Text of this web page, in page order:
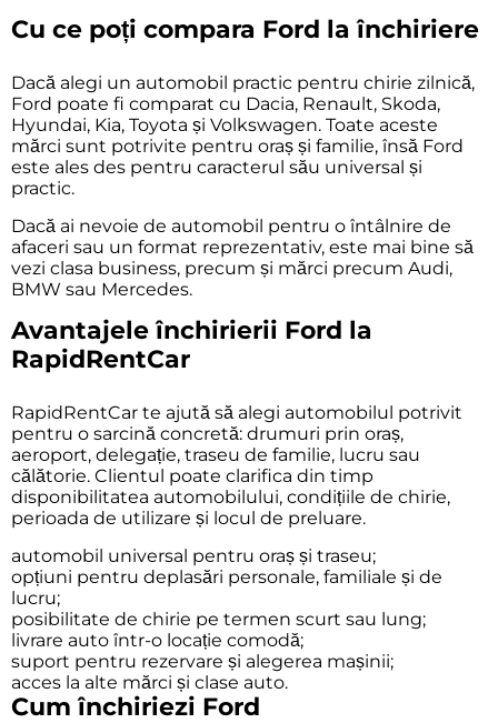
Cu ce poți compara Ford la închiriere
Dacă alegi un automobil practic pentru chirie zilnică,
Ford poate fi comparat cu Dacia, Renault, Skoda,
Hyundai, Kia, Toyota și Volkswagen. Toate aceste
mărci sunt potrivite pentru oraș și familie, însă Ford
este ales des pentru caracterul său universal și
practic.
Dacă ai nevoie de automobil pentru o întâlnire de
afaceri sau un format reprezentativ, este mai bine să
vezi clasa business, precum și mărci precum Audi,
BMW sau Mercedes.
Avantajele închirierii Ford la
RapidRentCar
RapidRentCar te ajută să alegi automobilul potrivit
pentru o sarcină concretă: drumuri prin oraș,
aeroport, delegație, traseu de familie, lucru sau
călătorie. Clientul poate clarifica din timp
disponibilitatea automobilului, condițiile de chirie,
perioada de utilizare și locul de preluare.
automobil universal pentru oraș și traseu;
opțiuni pentru deplasări personale, familiale și de
lucru;
posibilitate de chirie pe termen scurt sau lung;
livrare auto într-o locație comodă;
suport pentru rezervare și alegerea mașinii;
acces la alte mărci și clase auto.
Cum închiriezi Ford